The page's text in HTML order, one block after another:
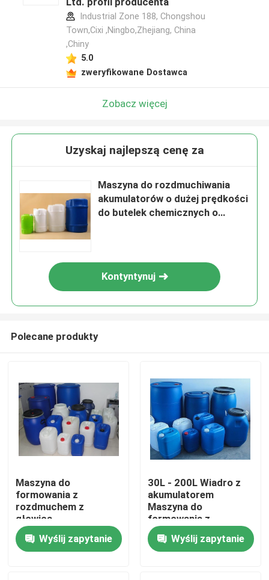
Dom
Produkty
Industrial Zone 188, Chongshou
Town,Cixi ,Ningbo,Zhejiang, China
,Chiny
5.0
zweryfikowane Dostawca
Zobacz więcej
Uzyskaj najlepszą cenę za
Maszyna do rozdmuchiwania
akumulatorów o dużej prędkości
do butelek chemicznych o
Kontyntynuj
Polecane produkty
Maszyna do
formowania z
rozdmuchem z
głowicą
akumulatorową do 20L
- 200L chemicznego
wiadra do układania w
Wyślij zapytanie
30L - 200L Wiadro z
akumulatorem
Maszyna do
formowania z
rozdmuchem Wysoka
prędkośćWyślij zapytanie